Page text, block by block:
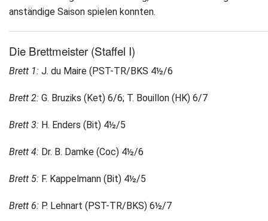
anständige Saison spielen konnten.
Die Brettmeister (Staffel I)
Brett 1: J. du Maire (PST-TR/BKS 4½/6
Brett 2: G. Bruziks (Ket) 6/6; T. Bouillon (HK) 6/7
Brett 3: H. Enders (Bit) 4½/5
Brett 4: Dr. B. Damke (Coc) 4½/6
Brett 5: F. Kappelmann (Bit) 4½/5
Brett 6: P. Lehnart (PST-TR/BKS) 6½/7